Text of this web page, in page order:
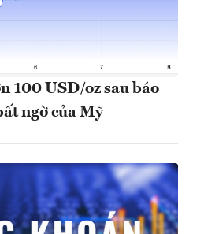
100 USD/oz sau báo
ngờ của Mỹ